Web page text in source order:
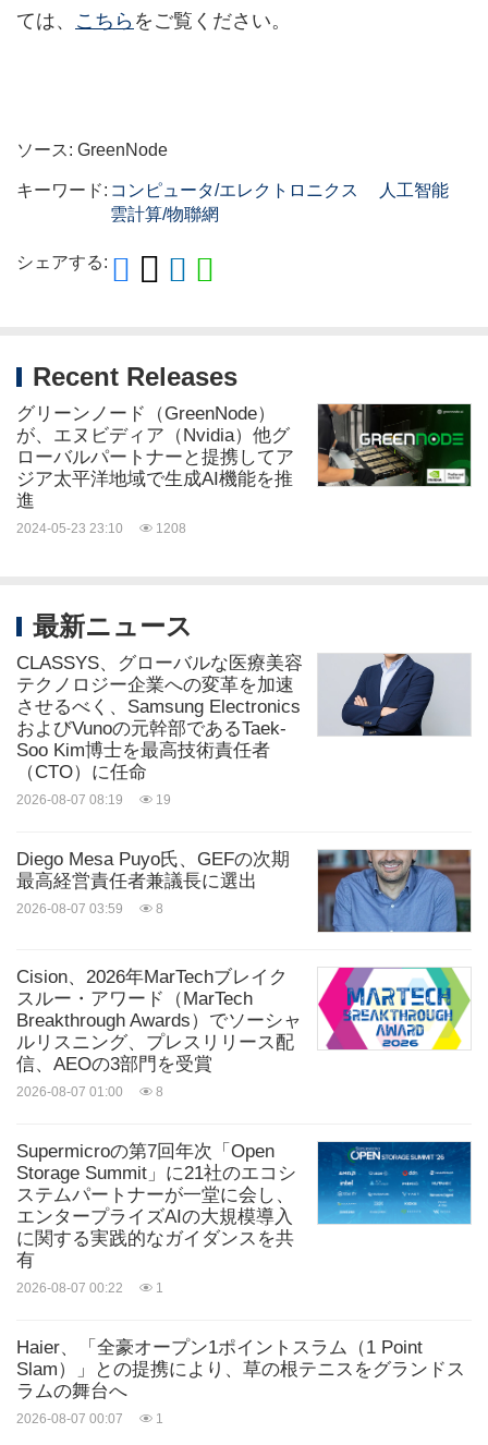
ては、 こちら をご覧ください。
ソース: GreenNode
キーワード: コンピュータ/エレクトロニクス
人工智能
雲計算/物聯網
シェアする:
Recent Releases
グリーンノード（GreenNode）
が、エヌビディア（Nvidia）他グ
ローバルパートナーと提携してア
ジア太平洋地域で生成AI機能を推
進
2024-05-23 23:10 1208
最新ニュース
CLASSYS、グローバルな医療美容
テクノロジー企業への変革を加速
させるべく、Samsung Electronics
およびVunoの元幹部であるTaek-
Soo Kim博士を最高技術責任者
（CTO）に任命
2026-08-07 08:19 19
Diego Mesa Puyo氏、GEFの次期
最高経営責任者兼議長に選出
2026-08-07 03:59 8
Cision、2026年MarTechブレイク
スルー・アワード（MarTech
Breakthrough Awards）でソーシャ
ルリスニング、プレスリリース配
信、AEOの3部門を受賞
2026-08-07 01:00 8
Supermicroの第7回年次「Open
Storage Summit」に21社のエコシ
ステムパートナーが一堂に会し、
エンタープライズAIの大規模導入
に関する実践的なガイダンスを共
有
2026-08-07 00:22 1
Haier、「全豪オープン1ポイントスラム（1 Point
Slam）」との提携により、草の根テニスをグランドス
ラムの舞台へ
2026-08-07 00:07 1